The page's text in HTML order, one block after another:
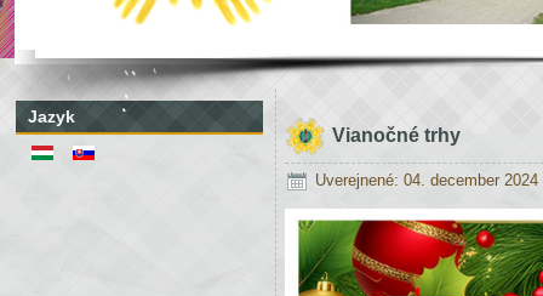
Jazyk
Vianočné trhy
Uverejnené: 04. december 2024